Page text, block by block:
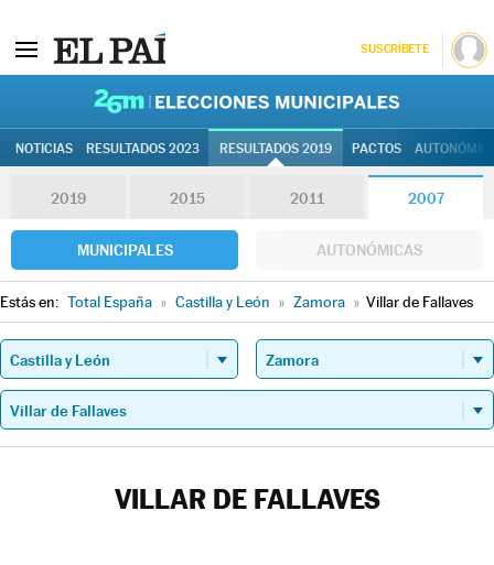
SUSCRÍBETE
NOTICIAS RESULTADOS 2023 RESULTADOS 2019 PACTOS
2019 2015 2011 2007
MUNICIPALES AUTONÓMICAS
Estás en: Total España » Castilla y León » Zamora » Villar de Fallaves
VILLAR DE FALLAVES